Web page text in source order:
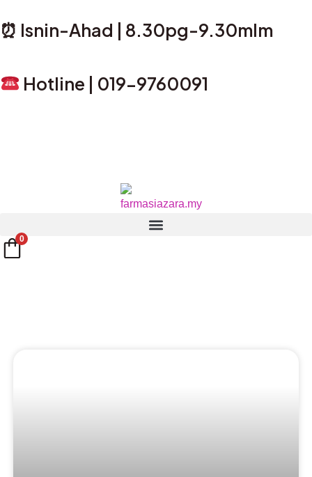
to
⏰ Isnin-Ahad | 8.30pg-9.30mlm
Hotline | 019-9760091
0